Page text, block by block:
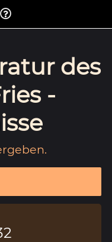
des
-